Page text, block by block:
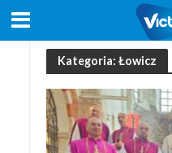
Kategoria: Łowicz